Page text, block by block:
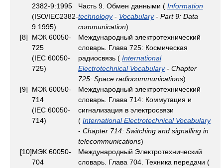
2382-9:1995
(ISO/IEC2382-
9:1995)
Часть 9. Обмен данными ( Information
technology- Vocabulary- Part 9: Data
communication)
[8]
МЭК 60050-
725
(IEC 60050-
725)
Международный электротехнический
словарь. Глава 725: Космическая
радиосвязь ( International
Electrotechnical Vocabulary- Chapter
725: Space radiocommunications)
[9]
МЭК 60050-
714
(IEC 60050-
714)
Международный электротехнический
словарь. Глава 714: Коммутация и
сигнализация в электросвязи
( International Electrotechnical Vocabulary
- Chapter 714: Switching and signalling in
telecommunications)
[10]МЭК 60050-
704
Международный Электротехнический
словарь. Глава 704. Техника передачи (